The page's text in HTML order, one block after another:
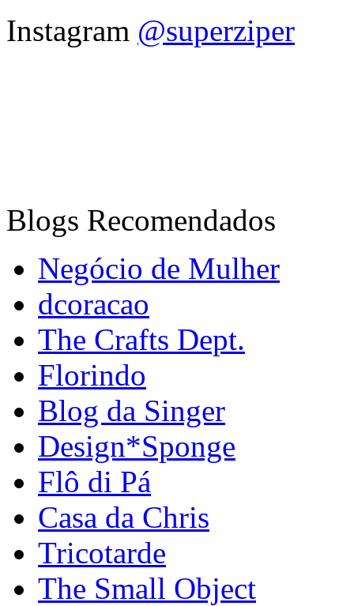
Instagram @superziper
Blogs Recomendados
Negócio de Mulher
dcoracao
The Crafts Dept.
Florindo
Blog da Singer
Design*Sponge
Flô di Pá
Casa da Chris
Tricotarde
The Small Object